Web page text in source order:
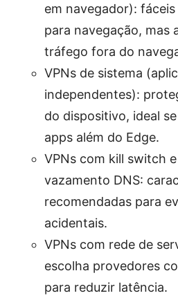
em navegador):
para navegação, mas
tráfego fora do
VPNs de sistema
independentes):
do dispositivo, ideal
apps além do Edge.
VPNs com kill switch
vazamento DNS:
recomendadas para
acidentais.
VPNs com rede de
escolha provedores
para reduzir latência.